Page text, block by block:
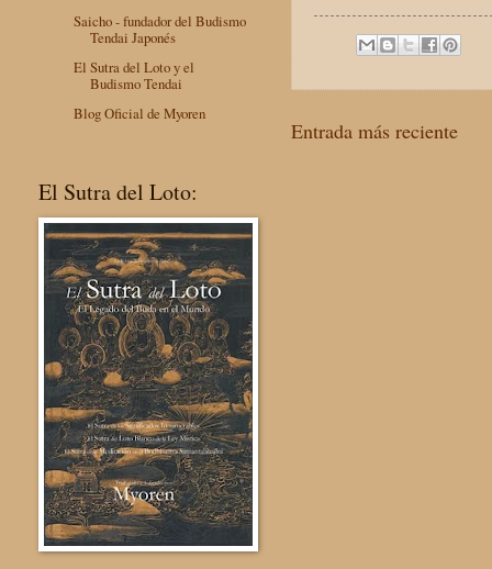
Entrada más reciente
Saicho - fundador del Budismo
Tendai Japonés
El Sutra del Loto y el
Budismo Tendai
Blog Oficial de Myoren
El Sutra del Loto: